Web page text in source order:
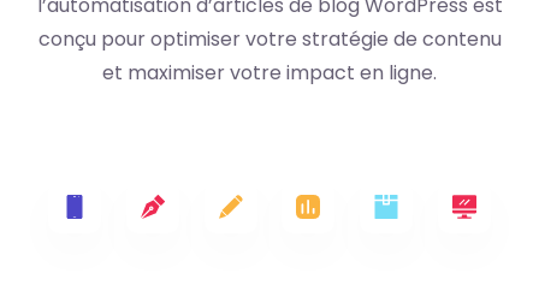
conçu pour optimiser votre stratégie de contenu
et maximiser votre impact en ligne.